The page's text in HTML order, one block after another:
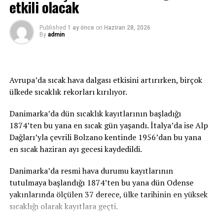
İLGİLİ KONU:
ABD’de otobüste ilginç olay: Kadın yolcunun saçlarını
yaktı
etkili olacak
Published 1 ay önce on Haziran 28, 2026
By admin
Avrupa’da sıcak hava dalgası etkisini artırırken, birçok
ülkede sıcaklık rekorları kırılıyor.
Danimarka’da dün sıcaklık kayıtlarının başladığı
1874’ten bu yana en sıcak gün yaşandı. İtalya’da ise Alp
Dağları’yla çevrili Bolzano kentinde 1956’dan bu yana
en sıcak haziran ayı gecesi kaydedildi.
Danimarka’da resmi hava durumu kayıtlarının
tutulmaya başlandığı 1874’ten bu yana dün Odense
yakınlarında ölçülen 37 derece, ülke tarihinin en yüksek
sıcaklığı olarak kayıtlara geçti.